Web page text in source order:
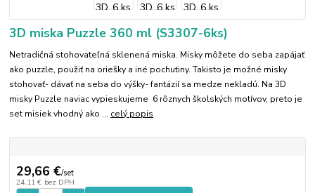
3D miska Puzzle 360 ml (S3307-6ks)
Netradičná stohovateľná sklenená miska. Misky môžete do seba zapájať
ako puzzle, použiť na oriešky a iné pochutiny. Takisto je možné misky
stohovať- dávať na seba do výšky- fantázií sa medze nekladú. Na 3D
misky Puzzle naviac vypieskujeme 6 rôznych školských motívov, preto je
set misiek vhodný ako ... celý popis
29,66 €/set
24,11 € bez DPH